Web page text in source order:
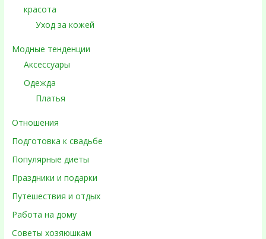
красота
Уход за кожей
Модные тенденции
Аксессуары
Одежда
Платья
Отношения
Подготовка к свадьбе
Популярные диеты
Праздники и подарки
Путешествия и отдых
Работа на дому
Советы хозяюшкам